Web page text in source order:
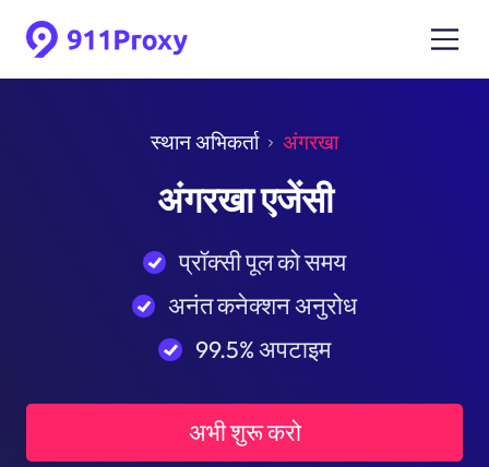
स्थान अभिकर्ता अंगरखा
अंगरखा एजेंसी
प्रॉक्सी पूल को समय
अनंत कनेक्शन अनुरोध
99.5% अपटाइम
अभी शुरू करो